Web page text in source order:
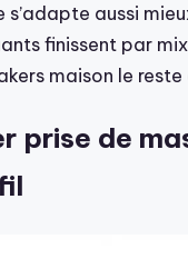
aussi
finissent par
maison le reste
prise de